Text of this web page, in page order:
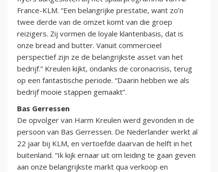
France-KLM. “Een belangrijke prestatie, want zo’n
twee derde van de omzet komt van die groep
reizigers. Zij vormen de loyale klantenbasis, dat is
onze bread and butter. Vanuit commercieel
perspectief zijn ze de belangrijkste asset van het
bedrijf.” Kreulen kijkt, ondanks de coronacrisis, terug
op een fantastische periode. “Daarin hebben we als
bedrijf mooie stappen gemaakt”.
Bas Gerressen
De opvolger van Harm Kreulen werd gevonden in de
persoon van Bas Gerressen. De Nederlander werkt al
22 jaar bij KLM, en vertoefde daarvan de helft in het
buitenland. “Ik kijk ernaar uit om leiding te gaan geven
aan onze belangrijkste markt qua verkoop en